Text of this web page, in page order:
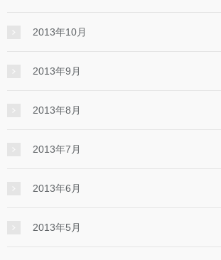
2013年10月
2013年9月
2013年8月
2013年7月
2013年6月
2013年5月